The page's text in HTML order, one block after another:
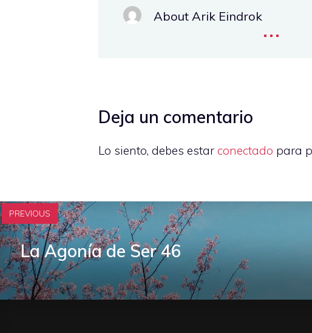
About Arik Eindrok...
Deja un comentario
Lo siento, debes estar conectado para
PREVIOUS
La Agonía de Ser 46